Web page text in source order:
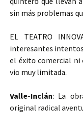
sin más problemas
EL TEATRO
interesantes
el éxito comercial ni
vio muy limitada.
Valle-Inclán: La
original radical